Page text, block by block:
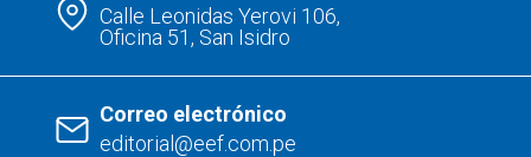
Calle Leonidas Yerovi 106,
Oficina 51, San Isidro
Correo electrónico
editorial@eef.com.pe